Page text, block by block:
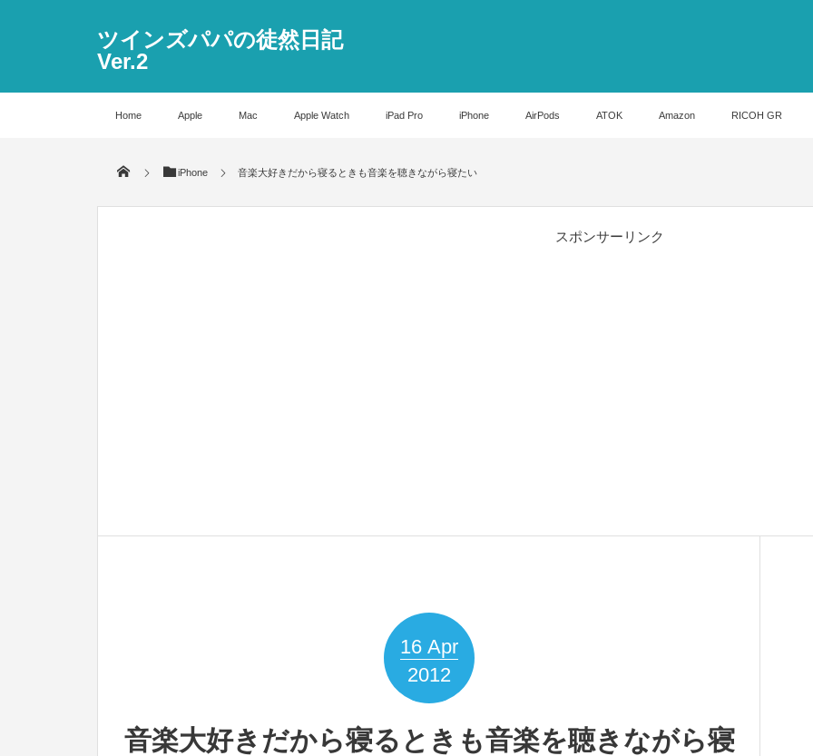
ツインズパパの徒然日記
Ver.2
Home Apple Mac Apple Watch iPad Pro iPhone AirPods ATOK Amazon RICOH GR
iPhone 音楽大好きだから寝るときも音楽を聴きながら寝たい
スポンサーリンク
16 Apr
2012
音楽大好きだから寝るときも音楽を聴きながら寝